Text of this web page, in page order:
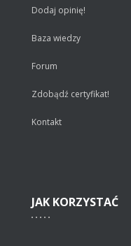
Dodaj opinię!
Baza wiedzy
Forum
Zdobądź certyfikat!
Kontakt
JAK KORZYSTAĆ